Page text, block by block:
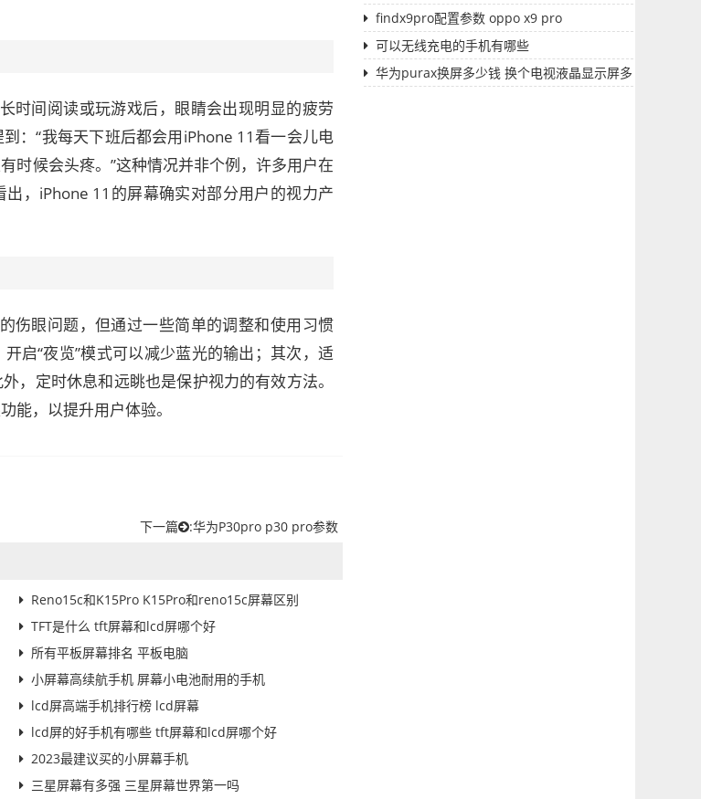
时间阅读或玩游戏后，眼睛会出现明显的疲劳
：“我每天下班后都会用iPhone 11看一会儿电
时候会头疼。”这种情况并非个例，许多用户在
，iPhone 11的屏幕确实对部分用户的视力产
伤眼问题，但通过一些简单的调整和使用习惯
启“夜览”模式可以减少蓝光的输出；其次，适
，定时休息和远眺也是保护视力的有效方法。
能，以提升用户体验。
下一篇 :华为P30pro p30 pro参数
Reno15c和K15Pro K15Pro和reno15c屏幕区别
TFT是什么 tft屏幕和lcd屏哪个好
所有平板屏幕排名 平板电脑
小屏幕高续航手机 屏幕小电池耐用的手机
lcd屏高端手机排行榜 lcd屏幕
lcd屏的好手机有哪些 tft屏幕和lcd屏哪个好
2023最建议买的小屏幕手机
三星屏幕有多强 三星屏幕世界第一吗
findx9pro配置参数 oppo x9 pro
可以无线充电的手机有哪些
华为purax换屏多少钱 换个电视液晶显示屏多